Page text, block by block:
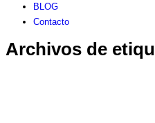
BLOG
Contacto
Archivos de